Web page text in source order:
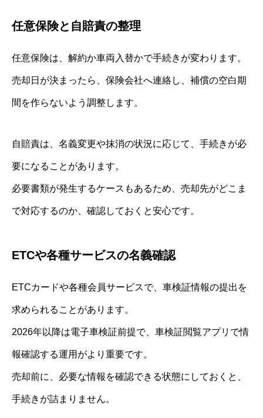
任意保険と自賠責の整理
任意保険は、解約か車両入替かで手続きが変わります。
売却日が決まったら、保険会社へ連絡し、補償の空白期
間を作らないよう調整します。
自賠責は、名義変更や抹消の状況に応じて、手続きが必
要になることがあります。
必要書類が発生するケースもあるため、売却先がどこま
で対応するのか、確認しておくと安心です。
ETCや各種サービスの名義確認
ETCカードや各種会員サービスで、車検証情報の提出を
求められることがあります。
2026年以降は電子車検証前提で、車検証閲覧アプリで情
報確認する運用がより重要です。
売却前に、必要な情報を確認できる状態にしておくと、
手続きが詰まりません。